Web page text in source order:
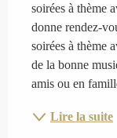
soirées à thème
donne
soirées à thème
de la bonne
amis ou en
Lire la suite